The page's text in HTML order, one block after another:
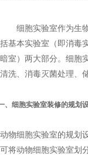
细胞实验室作为生物
基本实验室（即消毒
室）两大部分。细胞
洗、消毒灭菌处理、
细胞实验室装修的规划设
细胞实验室的规划设
将动物细胞实验室划